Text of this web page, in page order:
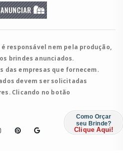
responsável nem pela produção,
brindes anunciados.
das empresas que fornecem.
devem ser solicitadas
Clicando no botão
Como Orçar
seu Brinde?
Clique Aqui!